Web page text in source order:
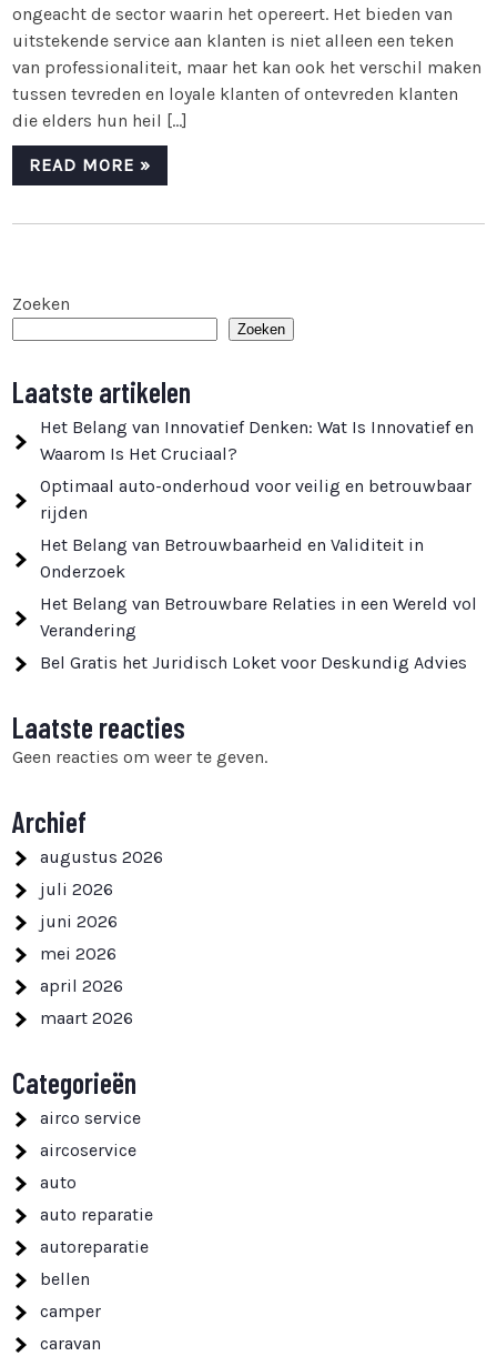
ongeacht de sector waarin het opereert. Het bieden van
uitstekende service aan klanten is niet alleen een teken
van professionaliteit, maar het kan ook het verschil maken
tussen tevreden en loyale klanten of ontevreden klanten
die elders hun heil […]
READ MORE »
Zoeken
Zoeken
Laatste artikelen
Het Belang van Innovatief Denken: Wat Is Innovatief en
Waarom Is Het Cruciaal?
Optimaal auto-onderhoud voor veilig en betrouwbaar
rijden
Het Belang van Betrouwbaarheid en Validiteit in
Onderzoek
Het Belang van Betrouwbare Relaties in een Wereld vol
Verandering
Bel Gratis het Juridisch Loket voor Deskundig Advies
Laatste reacties
Geen reacties om weer te geven.
Archief
augustus 2026
juli 2026
juni 2026
mei 2026
april 2026
maart 2026
Categorieën
airco service
aircoservice
auto
auto reparatie
autoreparatie
bellen
camper
caravan